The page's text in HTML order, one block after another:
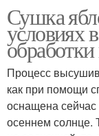
Сушка
условиях
Процесс
как при помощи
оснащена сейчас
осеннем солнце.